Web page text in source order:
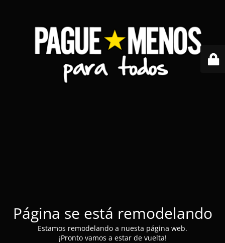
Página se está remodelando
Estamos remodelando a nuesta página web.
¡Pronto vamos a estar de vuelta!